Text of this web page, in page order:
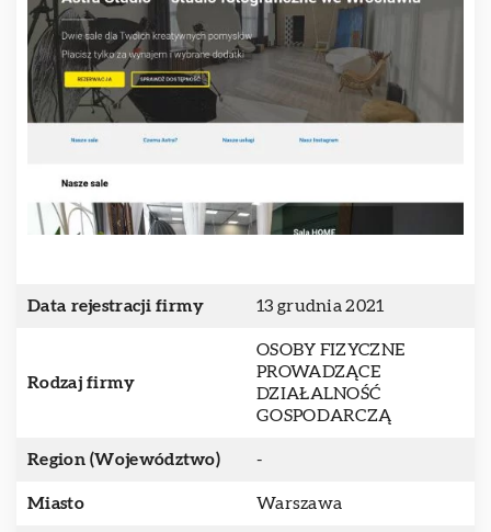
Data rejestracji firmy 13 grudnia 2021
Rodzaj firmy
OSOBY FIZYCZNE
PROWADZĄCE
DZIAŁALNOŚĆ
GOSPODARCZĄ
Region (Województwo) -
Miasto Warszawa